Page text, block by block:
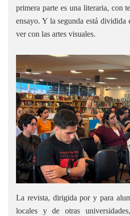
primera parte es una literaria, con
ensayo. Y la segunda está dividida
ver con las artes visuales.
La revista, dirigida por y para
locales y de otras